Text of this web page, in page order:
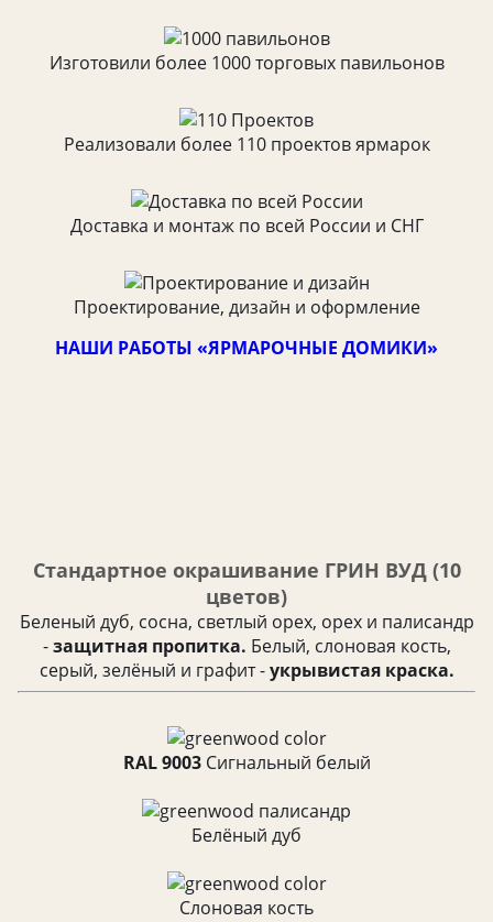
Изготовили более 1000 торговых павильонов
Реализовали более 110 проектов ярмарок
Доставка и монтаж по всей России и СНГ
Проектирование, дизайн и оформление
НАШИ РАБОТЫ «ЯРМАРОЧНЫЕ ДОМИКИ»
Стандартное окрашивание ГРИН ВУД (10
цветов)
Беленый дуб, сосна, светлый орех, орех и палисандр
-защитная пропитка. Белый, слоновая кость,
серый, зелёный и графит -укрывистая краска.
RAL 9003Cигнальный белый
Белёный дуб
Слоновая кость